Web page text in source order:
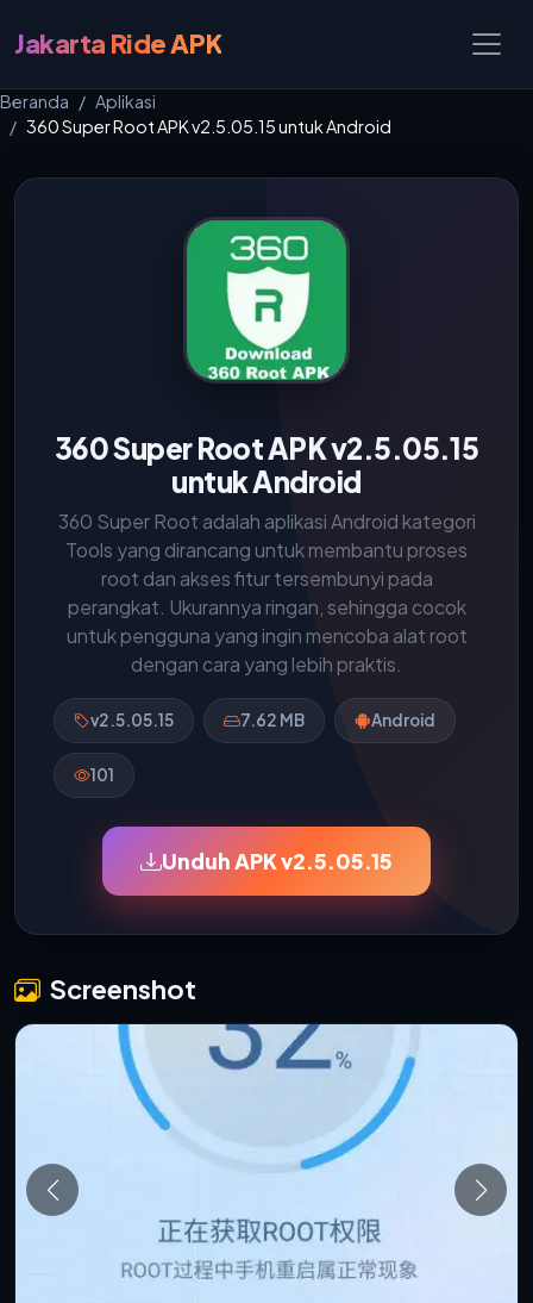
Jakarta Ride APK
Beranda
Aplikasi
360 Super Root APK v2.5.05.15 untuk Android
360 Super Root APK v2.5.05.15
untuk Android
360 Super Root adalah aplikasi Android kategori
Tools yang dirancang untuk membantu proses
root dan akses fitur tersembunyi pada
perangkat. Ukurannya ringan, sehingga cocok
untuk pengguna yang ingin mencoba alat root
dengan cara yang lebih praktis.
v2.5.05.15 7.62 MB Android
101
Unduh APK v2.5.05.15
Screenshot